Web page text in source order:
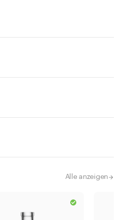
Alle anzeigen